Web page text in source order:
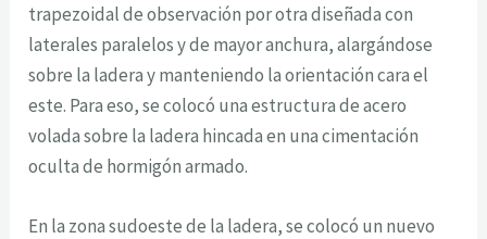
trapezoidal de observación por otra diseñada con
laterales paralelos y de mayor anchura, alargándose
sobre la ladera y manteniendo la orientación cara el
este. Para eso, se colocó una estructura de acero
volada sobre la ladera hincada en una cimentación
oculta de hormigón armado.
En la zona sudoeste de la ladera, se colocó un nuevo